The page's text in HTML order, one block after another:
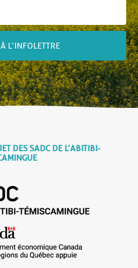
L’INFOLETTRE
DES SADC DE L’ABITIBI-